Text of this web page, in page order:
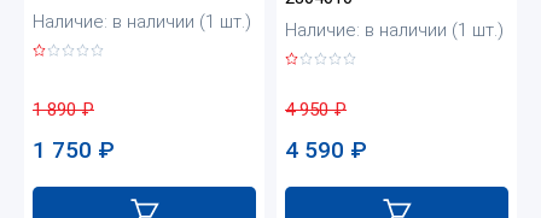
Наличие: в наличии (1 шт.)
1 890₽
1 750 ₽
Наличие: в наличии (1 шт.)
4 950₽
4 590 ₽